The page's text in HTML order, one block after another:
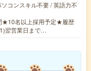
コンスキル不要 / 英語力不
名以上採用予定★履歴
翌営業日まで…